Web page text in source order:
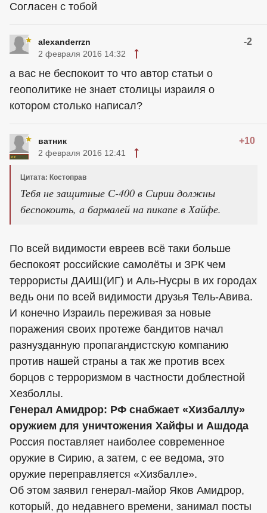
Согласен с тобой
alexanderrzn -2
2 февраля 2016 14:32
а вас не беспокоит то что автор статьи о
геополитике не знает столицы израиля о
котором столько написал?
ватник +10
2 февраля 2016 12:41
Цитата: Костоправ
Тебя не защитные С-400 в Сирии должны
беспокоить, а бармалей на пикапе в Хайфе.
По всей видимости евреев всё таки больше
беспокоят российские самолёты и ЗРК чем
террористы ДАИШ(ИГ) и Аль-Нусры в их городах
ведь они по всей видимости друзья Тель-Авива.
И конечно Израиль переживая за новые
поражения своих протеже бандитов начал
разнузданную пропагандистскую компанию
против нашей страны а так же против всех
борцов с терроризмом в частности доблестной
Хезболлы.
Генерал Амидрор: РФ снабжает «Хизбаллу»
оружием для уничтожения Хайфы и Ашдода
Россия поставляет наиболее современное
оружие в Сирию, а затем, с ее ведома, это
оружие переправляется «Хизбалле».
Об этом заявил генерал-майор Яков Амидрор,
который, до недавнего времени, занимал посты